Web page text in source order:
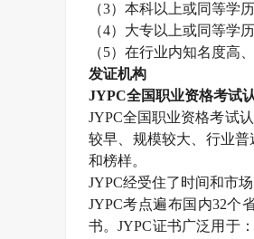
（3）本科以上或同等学
（4）大专以上或同等学
（5）在行业内知名度高
发证机构
JYPC全国职业资格考试
JYPC全国职业资格考试
较早、规模较大、行业
和榜样。
JYPC经受住了时间和市
JYPC考点遍布国内32个
书。JYPC证书广泛用于